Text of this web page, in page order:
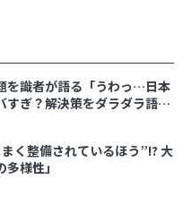
を識者が語る「うわっ…日本
すぎ？解決策をダラダラ語る
く整備されているほう”!? 大
様性」